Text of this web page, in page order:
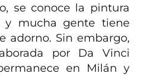
se conoce la pintura
mucha gente tiene
adorno. Sin embargo,
por Da Vinci
en Milán y